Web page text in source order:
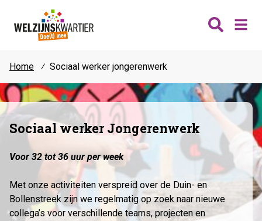
Wijken
Katwijk
Noordwijk
Hillegom
Lisse
Teylingen
Thema's
Ontmoeten
Jongeren
Vrijwilligers
Fit & vitaal
Contact
Home ⁄ Sociaal werker jongerenwerk
Sociaal werker Jongerenwerk
Voor 32 tot 36 uur per week
Met onze activiteiten verspreid over de Duin- en
Bollenstreek zijn we regelmatig op zoek naar nieuwe
collega’s voor verschillende teams, projecten en